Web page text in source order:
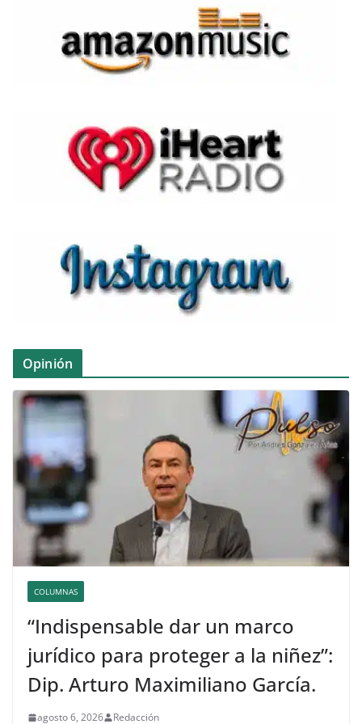
Opinión
COLUMNAS
“Indispensable dar un marco
jurídico para proteger a la niñez”:
Dip. Arturo Maximiliano García.
agosto 6, 2026 Redacción